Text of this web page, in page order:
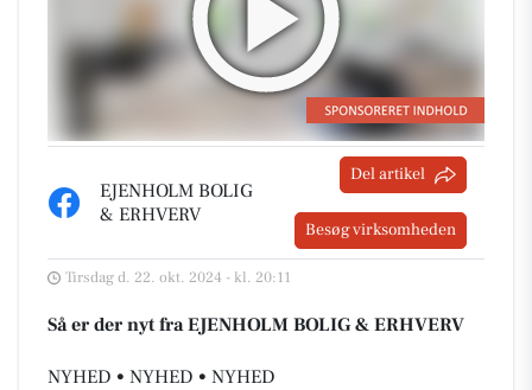
EJENHOLM BOLIG
& ERHVERV
Del artikel
Besøg virksomheden
Tirsdag d. 22. okt. 2024 - kl. 20:11
Så er der nyt fra EJENHOLM BOLIG & ERHVERV
NYHED • NYHED • NYHED